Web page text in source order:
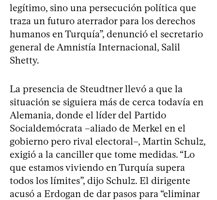
legítimo, sino una persecución política que
traza un futuro aterrador para los derechos
humanos en Turquía”, denunció el secretario
general de Amnistía Internacional, Salil
Shetty.
La presencia de Steudtner llevó a que la
situación se siguiera más de cerca todavía en
Alemania, donde el líder del Partido
Socialdemócrata –aliado de Merkel en el
gobierno pero rival electoral–, Martin Schulz,
exigió a la canciller que tome medidas. “Lo
que estamos viviendo en Turquía supera
todos los límites”, dijo Schulz. El dirigente
acusó a Erdogan de dar pasos para “eliminar